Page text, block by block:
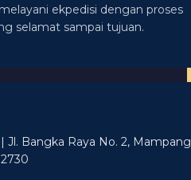
ekpedisi dengan proses
selamat sampai tujuan.
Jl. Bangka Raya No. 2, Mampang